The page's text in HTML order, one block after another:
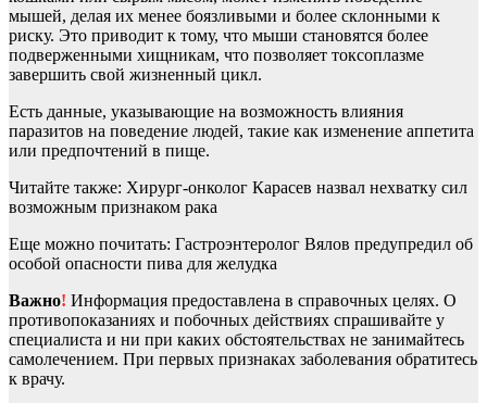
мышей, делая их менее боязливыми и более склонными к
риску. Это приводит к тому, что мыши становятся более
подверженными хищникам, что позволяет токсоплазме
завершить свой жизненный цикл.
Есть данные, указывающие на возможность влияния
паразитов на поведение людей, такие как изменение аппетита
или предпочтений в пище.
Читайте также: Хирург-онколог Карасев назвал нехватку сил
возможным признаком рака
Еще можно почитать: Гастроэнтеролог Вялов предупредил об
особой опасности пива для желудка
Важно! Информация предоставлена в справочных целях. О
противопоказаниях и побочных действиях спрашивайте у
специалиста и ни при каких обстоятельствах не занимайтесь
самолечением. При первых признаках заболевания обратитесь
к врачу.